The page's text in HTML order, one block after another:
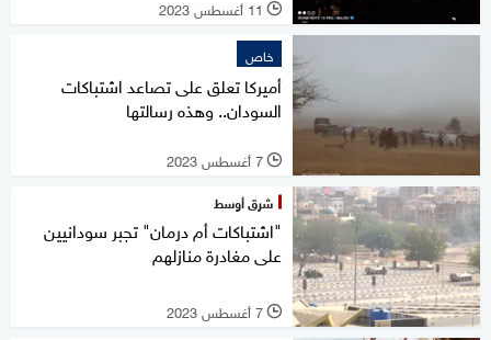
l 11 أغسطس 2023
خاص
أميركا تعلق على تصاعد اشتباكات
السودان.. وهذه رسالتها
l 7 أغسطس 2023
شرق أوسط
"اشتباكات أم درمان" تجبر سودانيين
على مغادرة منازلهم
l 7 أغسطس 2023